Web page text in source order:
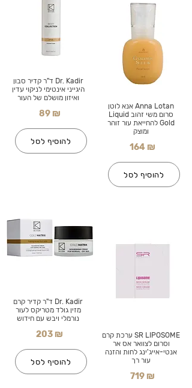
Dr. Kadir ד"ר קדיר סבון
היגייני אינטימי לניקוי עדין
ואיזון מושלם של העור
89 ₪
להוסיף לסל
Dr. Kadir ד"ר קדיר קרם
מזין גולד מטריקס לעור
נורמלי ויבש עם חידוש
203 ₪
להוסיף לסל
Anna Lotan אנא לוטן
סרום משי זהוב Liquid
Gold להחייאת עור זוהר
ומוצק
164 ₪
להוסיף לסל
SR LIPOSOME ערכת קרם
וסרום לצוואר אס אר
אנטי-אייג'ינג לחות והזנה
עור רך
719 ₪